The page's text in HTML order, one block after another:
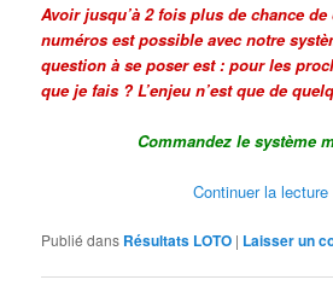
Avoir jusqu’à 2 fois plus de chance
numéros est possible avec notre
question à se poser est : pour les
que je fais ? L’enjeu n’est que de
Commandez le système
Continuer la lecture
Publié dans Résultats LOTO | Laisser un